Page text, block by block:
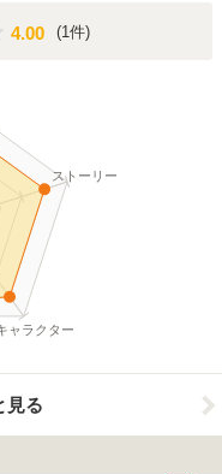
向かい解決していく。涙あり、
4.00
4.00 (1件)
ストーリー
ャラクター
見る